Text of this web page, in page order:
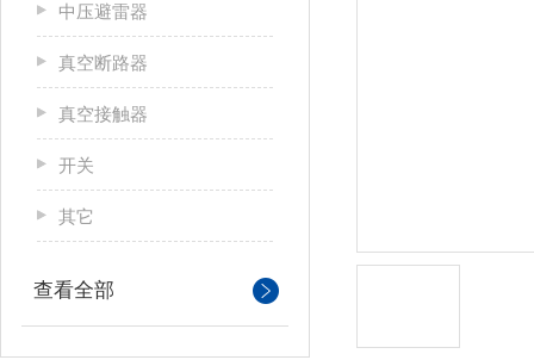
中压避雷器
真空断路器
真空接触器
开关
其它
查看全部